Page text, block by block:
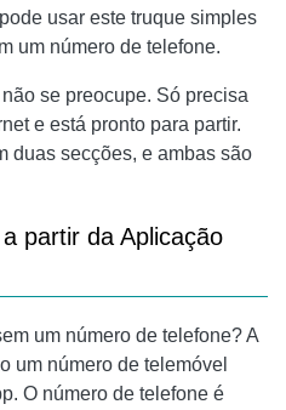
usar este truque simples
um número de telefone.
se preocupe. Só precisa
e está pronto para partir.
duas secções, e ambas são
partir da Aplicação
um número de telefone? A
um número de telemóvel
O número de telefone é